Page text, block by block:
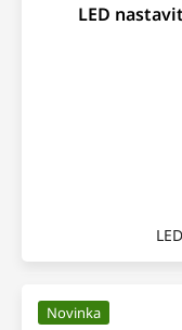
LED
Novinka